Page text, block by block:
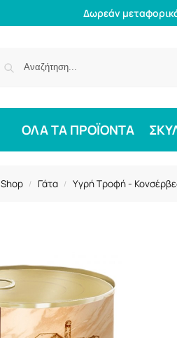
Δωρεάν
ΟΛΑ ΤΑ ΠΡΟΪΟΝΤΑ
Shop / Γάτα / Υγρή Τροφή -